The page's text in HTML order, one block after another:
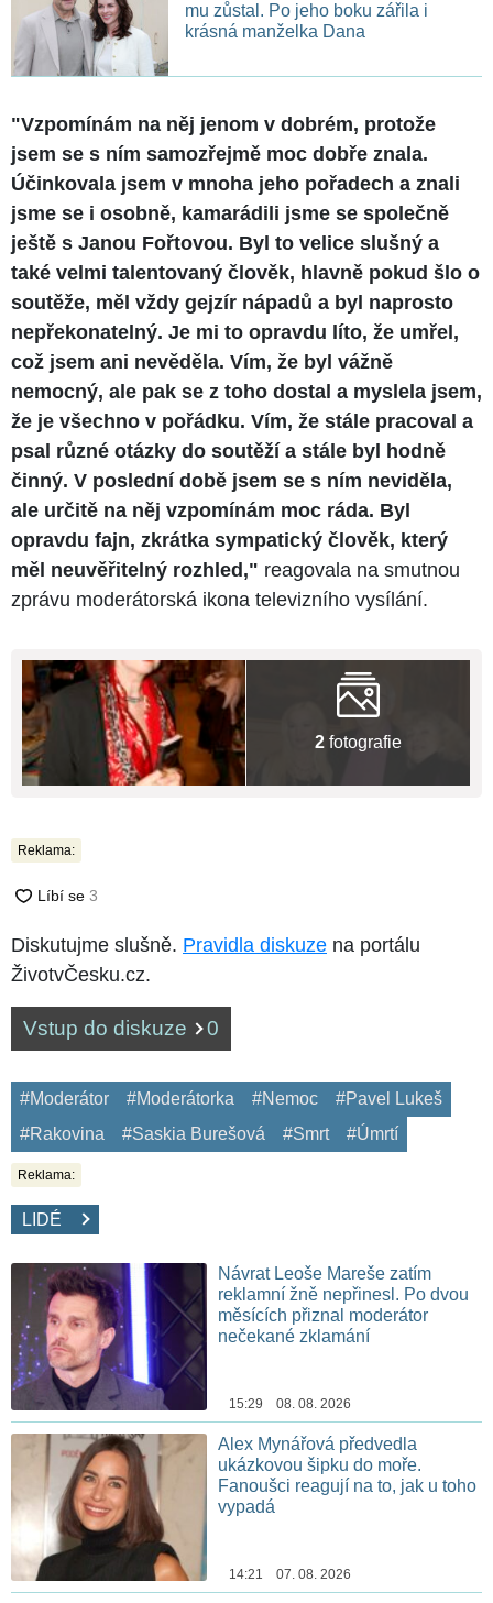
mu zůstal. Po jeho boku zářila i
krásná manželka Dana
"Vzpomínám na něj jenom v dobrém, protože
jsem se s ním samozřejmě moc dobře znala.
Účinkovala jsem v mnoha jeho pořadech a znali
jsme se i osobně, kamarádili jsme se společně
ještě s Janou Fořtovou. Byl to velice slušný a
také velmi talentovaný člověk, hlavně pokud šlo o
soutěže, měl vždy gejzír nápadů a byl naprosto
nepřekonatelný. Je mi to opravdu líto, že umřel,
což jsem ani nevěděla. Vím, že byl vážně
nemocný, ale pak se z toho dostal a myslela jsem,
že je všechno v pořádku. Vím, že stále pracoval a
psal různé otázky do soutěží a stále byl hodně
činný. V poslední době jsem se s ním neviděla,
ale určitě na něj vzpomínám moc ráda. Byl
opravdu fajn, zkrátka sympatický člověk, který
měl neuvěřitelný rozhled," reagovala na smutnou
zprávu moderátorská ikona televizního vysílání.
2 fotografie
Reklama:
Diskutujme slušně. Pravidla diskuze na portálu
ŽivotvČesku.cz.
Vstup do diskuze 0
#Moderátor #Moderátorka #Nemoc
#Pavel Lukeš
#Rakovina
#Saskia Burešová #Smrt #Úmrtí
Reklama:
LIDÉ
Návrat Leoše Mareše zatím
reklamní žně nepřinesl. Po dvou
měsících přiznal moderátor
nečekané zklamání
15:29 08. 08. 2026
Alex Mynářová předvedla
ukázkovou šipku do moře.
Fanoušci reagují na to, jak u toho
vypadá
14:21 07. 08. 2026